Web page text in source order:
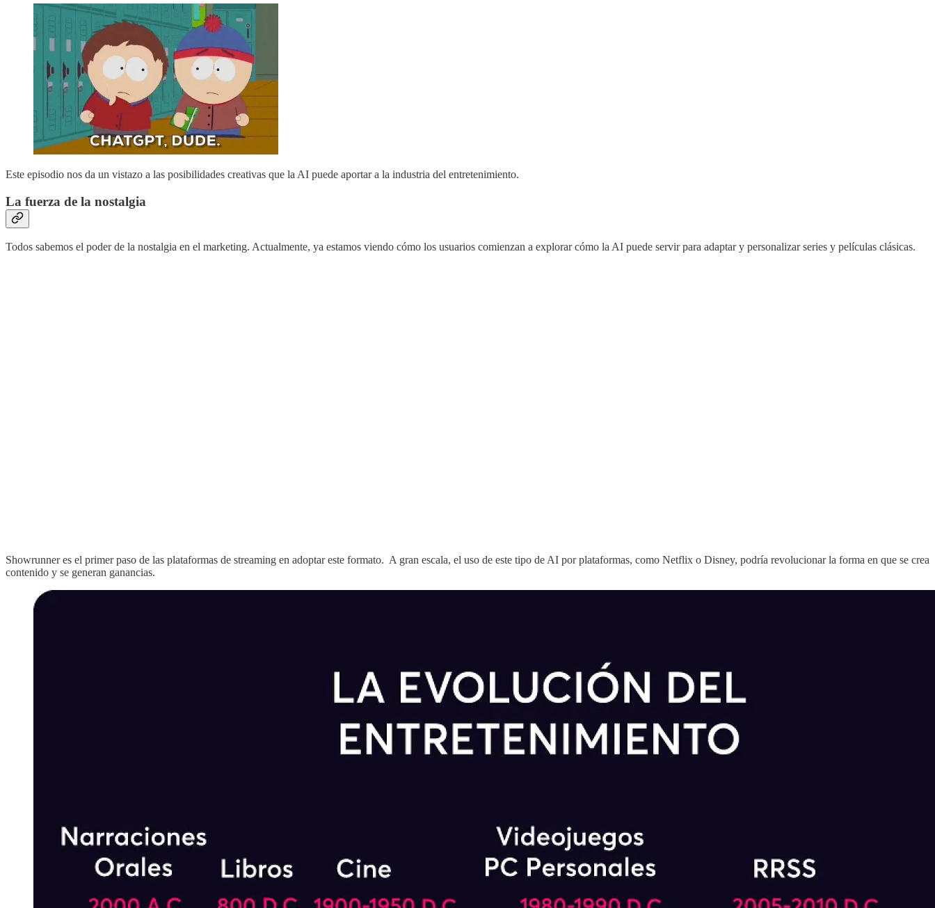
Este episodio nos da un vistazo a las posibilidades creativas que la AI puede aportar a la industria del entretenimiento.
La fuerza de la nostalgia
Todos sabemos el poder de la nostalgia en el marketing. Actualmente, ya estamos viendo cómo los usuarios comienzan a explorar cómo la AI puede servir para adaptar y personalizar series y películas clásicas.
Showrunner es el primer paso de las plataformas de streaming en adoptar este formato. A gran escala, el uso de este tipo de AI por plataformas, como Netflix o Disney, podría revolucionar la forma en que se crea
contenido y se generan ganancias.